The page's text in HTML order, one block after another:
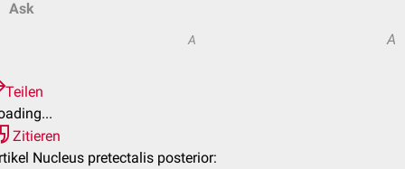
Ask
A A
Teilen
Zitieren
Nucleus pretectalis posterior: